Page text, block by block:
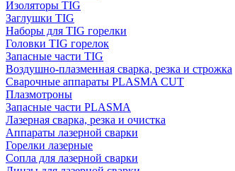
Изоляторы TIG
Заглушки TIG
Наборы для TIG горелки
Головки TIG горелок
Запасные части TIG
Воздушно-плазменная сварка, резка и строжка
Сварочные аппараты PLASMA CUT
Плазмотроны
Запасные части PLASMA
Лазерная сварка, резка и очистка
Аппараты лазерной сварки
Горелки лазерные
Сопла для лазерной сварки